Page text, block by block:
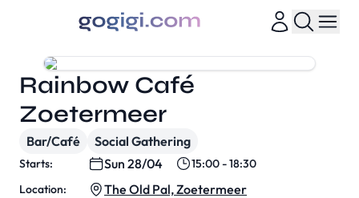
Rainbow Café
Zoetermeer
Bar/Café Social Gathering
Starts: Sun 28/04
15:00 - 18:30
Location:
The Old Pal, Zoetermeer